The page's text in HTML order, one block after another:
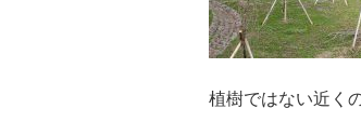
植樹ではない近く